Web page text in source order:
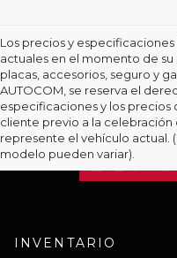
Los precios y
actuales en el momento de
placas, accesorios, seguro y
AUTOCOM, se reserva el
especificaciones y los
cliente previo a la celebración
represente el vehículo actual.
modelo pueden variar).
INVENTARIO